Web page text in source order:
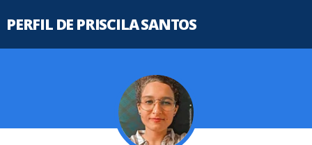
PERFIL DE PRISCILA SANTOS